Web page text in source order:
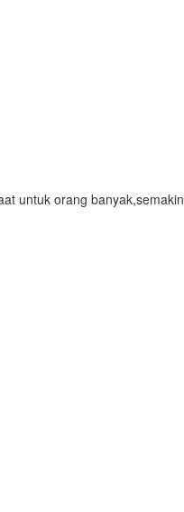
untuk orang banyak,semakin